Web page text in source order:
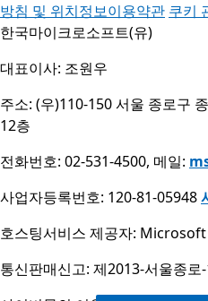
방침 및 위치정보이용약관 쿠키
한국마이크로소프트(유)
대표이사: 조원우
주소: (우)110-150 서울 종로구
12층
전화번호: 02-531-4500, 메일:
사업자등록번호: 120-81-05948
호스팅서비스 제공자:
통신판매신고: 제2013-서울종로